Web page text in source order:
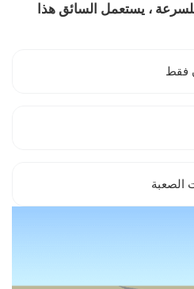
، يستعمل السائق هذا
فقط
الصعبة